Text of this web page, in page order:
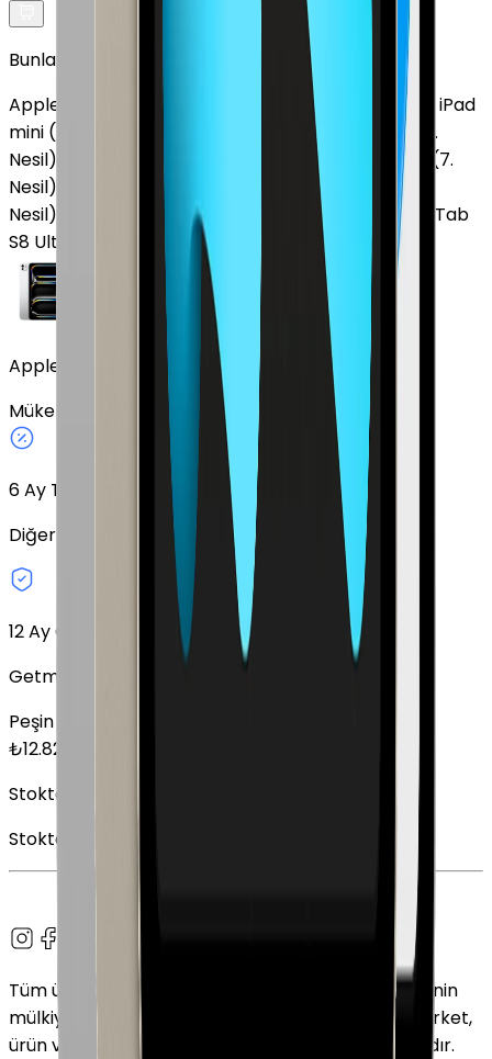
Bunlar da İlginizi Çekebilir
Apple iPad Air (2. Nesil)
Apple iPad (10. Nesil)
Apple iPad
mini (5. Nesil)
Apple iPad mini (6.
Nesil)
Apple iPad Air 13" (7.
Nesil) Apple iPad Pro 11" (4. Nesil)
Apple iPad Air (3.
Nesil) Apple iPad Pro 13" (7. Nesil)
Samsung Galaxy Tab
S8 Ultra
Samsung Galaxy Tab S10 FE Plus
Apple iPad Pro 11" 1 TB 11" Cellular Gümüş
Mükemmel
1 TB Cellular
6Ay Taksit Seçeneği
Diğer taksit seçeneklerini keşfedin.
12 Ay Garanti
Getmobil Garantisi
Peşin Fiyatına
₺12.821
Stokta Yok
Stokta Yok
Tüm ürün adları, logolar ve markalar ilgili sahiplerinin
mülkiyetindedir. Bu web sitesinde kullanılan tüm şirket,
ürün ve hizmet adları yalnızca tanımlama amaçlıdır.